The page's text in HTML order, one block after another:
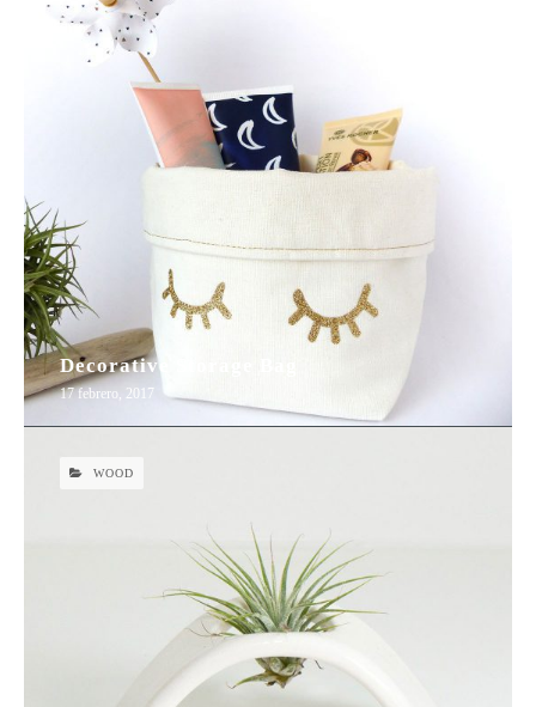
17 febrero, 2017
Decorative Storage Bag
WOOD